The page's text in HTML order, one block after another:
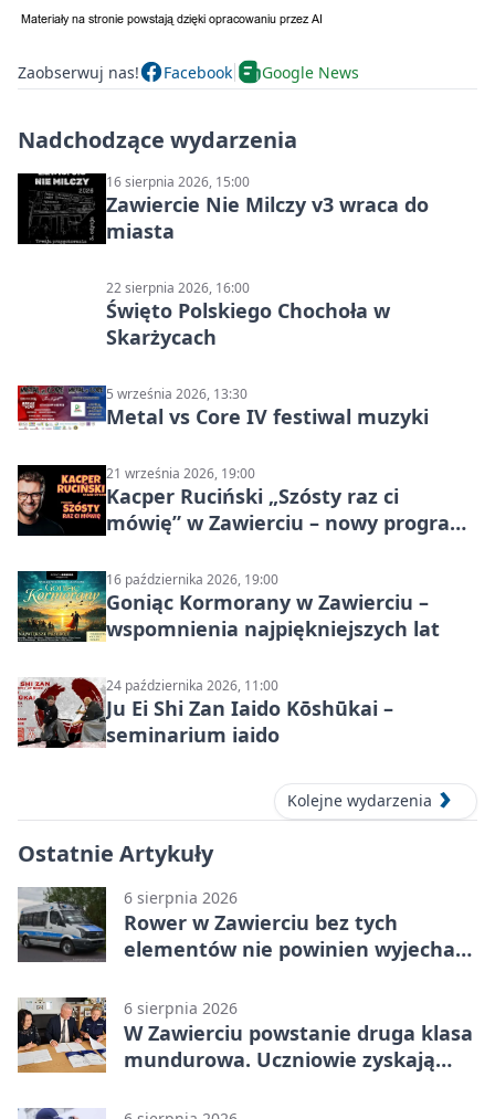
Zaobserwuj nas! Facebook Google News
Nadchodzące wydarzenia
16 sierpnia 2026, 15:00
Zawiercie Nie Milczy v3 wraca do
miasta
22 sierpnia 2026, 16:00
Święto Polskiego Chochoła w
Skarżycach
5 września 2026, 13:30
Metal vs Core IV festiwal muzyki
21 września 2026, 19:00
Kacper Ruciński „Szósty raz ci
mówię” w Zawierciu – nowy program
16 października 2026, 19:00
Goniąc Kormorany w Zawierciu –
wspomnienia najpiękniejszych lat
24 października 2026, 11:00
Ju Ei Shi Zan Iaido Kōshūkai –
seminarium iaido
Kolejne wydarzenia
Ostatnie Artykuły
6 sierpnia 2026
Rower w Zawierciu bez tych
elementów nie powinien wyjechać
6 sierpnia 2026
W Zawierciu powstanie druga klasa
mundurowa. Uczniowie zyskają